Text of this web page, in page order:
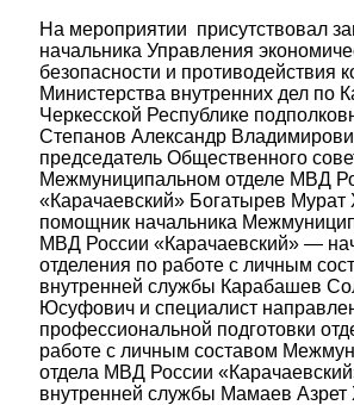
На мероприятии присутствовал
начальника Управления
безопасности и противодействия
Министерства внутренних дел по
Черкесской Республике
Степанов Александр
председатель Общественного
Межмуниципальном отделе МВД
«Карачаевский» Богатырев Мурат
помощник начальника
МВД России «Карачаевский» —
отделения по работе с личным
внутренней службы Карабашев
Юсуфович и специалист
профессиональной подготовки
работе с личным составом
отдела МВД России
внутренней службы Мамаев